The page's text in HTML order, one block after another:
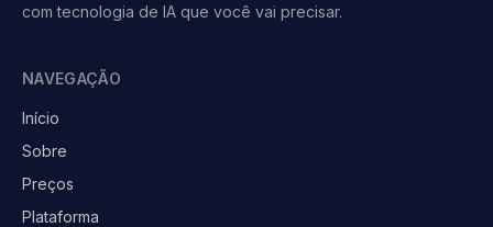
com tecnologia de IA que você vai precisar.
NAVEGAÇÃO
Início
Sobre
Preços
Plataforma